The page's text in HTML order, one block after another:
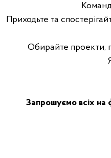
Приходьте та
Обирайте проекти,
Запрошуємо всіх на